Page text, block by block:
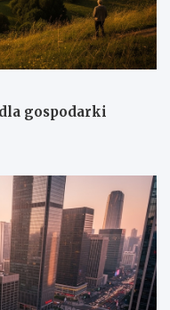
gospodarki